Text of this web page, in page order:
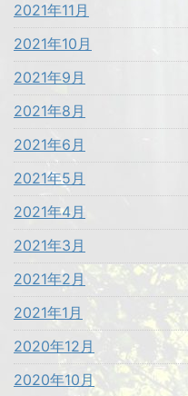
2021年11月
2021年10月
2021年9月
2021年8月
2021年6月
2021年5月
2021年4月
2021年3月
2021年2月
2021年1月
2020年12月
2020年10月